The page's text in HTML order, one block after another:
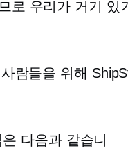
로 우리가 거기 있
람들을 위해
다음과 같습니